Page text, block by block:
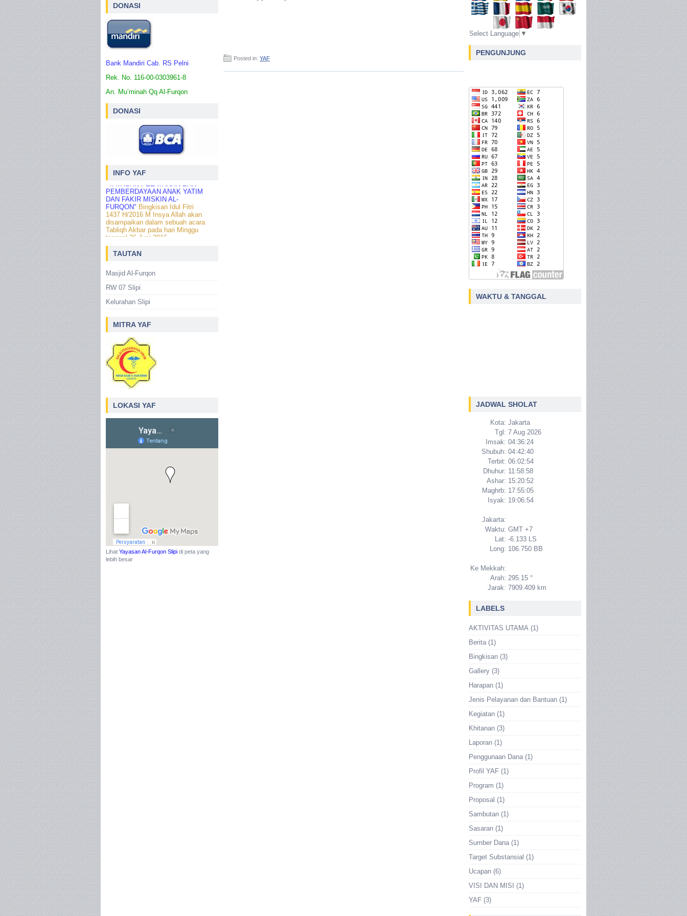
DONASI
Bank Mandiri Cab. RS Pelni
Rek. No. 116-00-0303961-8
An. Mu’minah Qq Al-Furqon
DONASI
INFO YAF
"YAYASAN PELAYANAN DAN
PEMBERDAYAAN ANAK YATIM
DAN FAKIR MISKIN AL-
FURQON"Bingkisan Idul Fitri
1437 H/2016 M Insya Allah akan
disampaikan dalam sebuah acara
Tabliqh Akbar pada hari Minggu
tanggal 26 Juni 2016 --------
TAUTAN
Masjid Al-Furqon
RW 07 Slipi
Kelurahan Slipi
MITRA YAF
LOKASI YAF
Lihat Yayasan Al-Furqon Slipi di peta yang
lebih besar
Posted in: YAF
Select Language ▼
PENGUNJUNG
WAKTU & TANGGAL
JADWAL SHOLAT
Kota: Jakarta
Tgl: 7 Aug 2026
Imsak: 04:36:24
Shubuh: 04:42:40
Terbit: 06:02:54
Dhuhur: 11:58:58
Ashar: 15:20:52
Maghrb: 17:55:05
Isyak: 19:06:54
Jakarta:
Waktu: GMT +7
Lat: -6.133 LS
Long: 106.750 BB
Ke Mekkah:
Arah: 295.15 °
Jarak: 7909.409 km
LABELS
AKTIVITAS UTAMA (1)
Berita (1)
Bingkisan (3)
Gallery (3)
Harapan (1)
Jenis Pelayanan dan Bantuan (1)
Kegiatan (1)
Khitanan (3)
Laporan (1)
Penggunaan Dana (1)
Profil YAF (1)
Program (1)
Proposal (1)
Sambutan (1)
Sasaran (1)
Sumber Dana (1)
Target Substansial (1)
Ucapan (6)
VISI DAN MISI (1)
YAF (3)